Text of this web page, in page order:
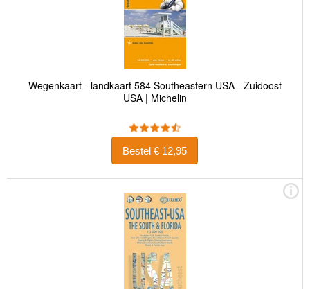
Wegenkaart - landkaart 584 Southeastern USA - Zuidoost
USA | Michelin
Bestel € 12,95